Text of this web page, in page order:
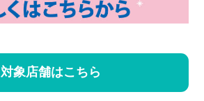
対象店舗はこちら